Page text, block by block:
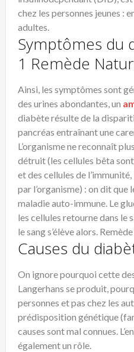
chez les personnes jeunes :
adultes.
Symptômes du
1 Remède
Ainsi, les symptômes sont
des urines abondantes, un
diabète résulte de la
pancréas entraînant une
L’organisme ne reconnaît
détruit (les cellules bêta
et des cellules de
par l’organisme) : on dit que
maladie auto-immune. Le
les cellules retourne dans le
le sang s’élève alors.
Causes du
On ignore pourquoi cette
Langerhans se produit,
personnes et pas chez les
prédisposition génétique
causes sont mal connues.
également un rôle.